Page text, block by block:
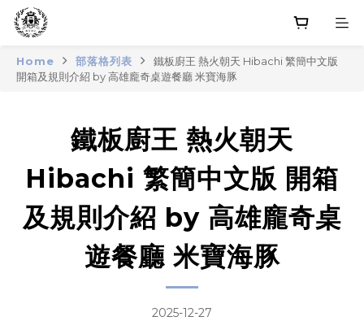
Home 部落格列表
鐵板廚王 熱火朝天 Hibachi 繁簡中文版
開箱及規則介紹 by 高雄龐奇桌遊餐廳 米寶海豚
鐵板廚王 熱火朝天
Hibachi 繁簡中文版 開箱
及規則介紹 by 高雄龐奇桌
遊餐廳 米寶海豚
2025-12-27